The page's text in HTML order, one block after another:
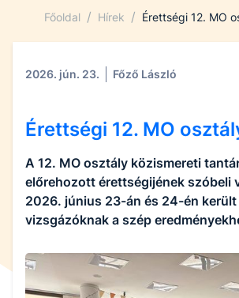
Főoldal / Hírek / Érettségi 12. MO
2026. jún. 23. Főző László
Érettségi 12. MO
A 12. MO osztály közismereti
előrehozott érettségijének szóbeli
2026. június 23-án és 24-én
vizsgázóknak a szép